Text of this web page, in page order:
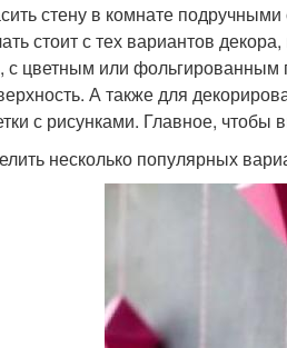
стену в комнате
стоит с тех вариантов
с цветным или
А также для
с рисунками. Главное, чтобы
несколько популярных